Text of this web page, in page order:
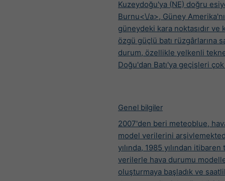
Kuzeydoğu'ya (NE) doğru
Burnu<\/a>, Güney
güneydeki kara noktasıdır ve
özgü güçlü batı rüzgârlarına
durum, özellikle yelkenli
Doğu'dan Batı'ya geçişleri çok
Genel bilgiler
2007'den beri meteoblue,
model verilerini
yılında, 1985 yılından
verilerle hava durumu
oluşturmaya başladık ve